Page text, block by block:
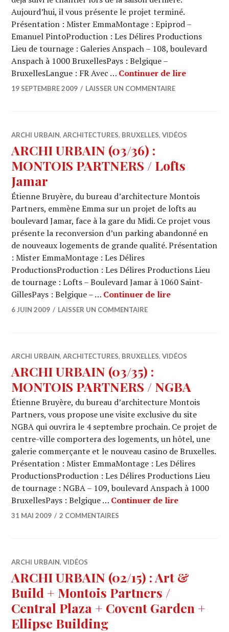
Aujourd’hui, il vous présente le projet terminé.
Présentation : Mister EmmaMontage : Epiprod –
Emanuel PintoProduction : Les Délires Productions
Lieu de tournage : Galeries Anspach – 108, boulevard
Anspach à 1000 BruxellesPays : Belgique –
BruxellesLangue : FR Avec … Continuer de lireARCHI
19 SEPTEMBRE 2009 LAISSER UN COMMENTAIRE
ARCHI URBAIN,ARCHITECTURES, BRUXELLES,VIDÉOS
ARCHI URBAIN (03/36) :
MONTOIS PARTNERS / Lofts
Jamar
Étienne Bruyère, du bureau d’architecture Montois
Partners, emmène Emma sur un projet de lofts au
boulevard Jamar, face à la gare du Midi. Ce projet vous
présente la reconversion d’un parking abandonné en
de nouveaux logements de grande qualité. Présentation
: Mister EmmaMontage : Les Délires
ProductionsProduction : Les Délires Productions Lieu
de tournage : Lofts – Boulevard Jamar à 1060 Saint-
GillesPays : Belgique – … Continuer de lireARCHI
6 JUIN 2009 LAISSER UN COMMENTAIRE
ARCHI URBAIN,ARCHITECTURES, BRUXELLES,VIDÉOS
ARCHI URBAIN (03/35) :
MONTOIS PARTNERS / NGBA
Étienne Bruyère, du bureau d’architecture Montois
Partners, vous propose une visite exclusive du site
NGBA qui ouvrira le 4 septembre prochain. Ce projet de
centre-ville comportera des logements, un hôtel, une
galerie commerçante et le nouveau casino de Bruxelles.
Présentation : Mister EmmaMontage : Les Délires
ProductionsProduction : Les Délires Productions Lieu
de tournage : NGBA – 109, boulevard Anspach à 1000
BruxellesPays : Belgique … Continuer de lireARCHI
31 MAI 2009 2 COMMENTAIRES
ARCHI URBAIN,VIDÉOS
ARCHI URBAIN (02/15) : Art &
Build + Montois Partners /
Central Plaza + Covent Garden +
Ellipse Building